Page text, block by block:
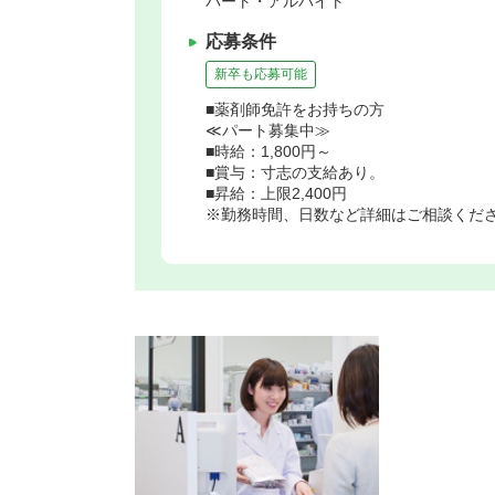
応募条件
新卒も応募可能
■薬剤師免許をお持ちの方
≪パート募集中≫
■時給：1,800円～
■賞与：寸志の支給あり。
■昇給：上限2,400円
※勤務時間、日数など詳細はご相談くだ